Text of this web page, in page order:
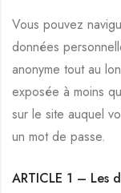
Vous pouvez
données
anonyme tout au
exposée à moins
sur le site auquel
un mot de passe.
ARTICLE 1 – Les